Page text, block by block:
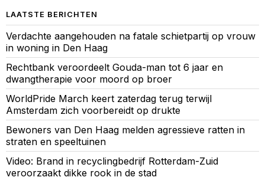
LAATSTE BERICHTEN
Verdachte aangehouden na fatale schietpartij op vrouw
in woning in Den Haag
Rechtbank veroordeelt Gouda-man tot 6 jaar en
dwangtherapie voor moord op broer
WorldPride March keert zaterdag terug terwijl
Amsterdam zich voorbereidt op drukte
Bewoners van Den Haag melden agressieve ratten in
straten en speeltuinen
Video: Brand in recyclingbedrijf Rotterdam-Zuid
veroorzaakt dikke rook in de stad